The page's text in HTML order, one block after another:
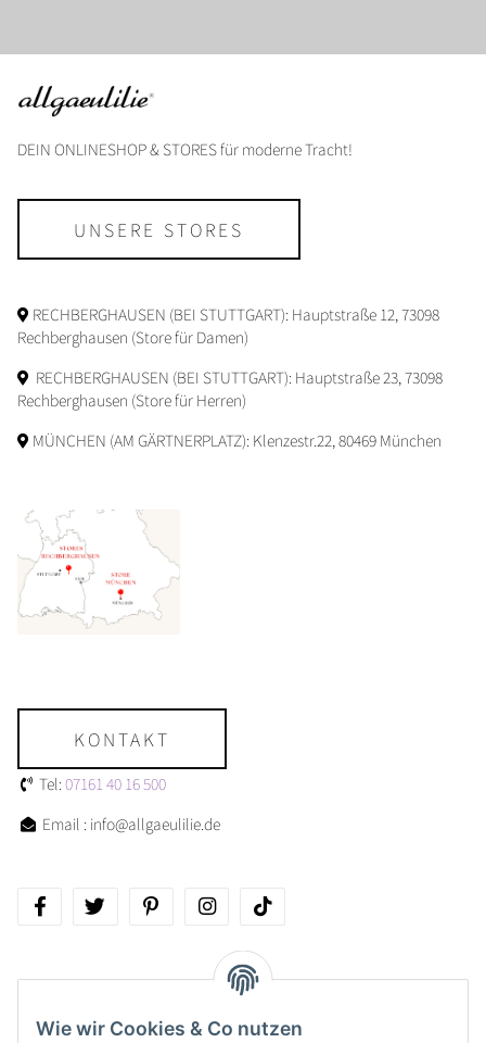
DEIN ONLINESHOP & STORES für moderne Tracht!
UNSERE STORES
RECHBERGHAUSEN (BEI STUTTGART): Hauptstraße 12, 73098
Rechberghausen (Store für Damen)
RECHBERGHAUSEN (BEI STUTTGART): Hauptstraße 23, 73098
Rechberghausen (Store für Herren)
MÜNCHEN (AM GÄRTNERPLATZ): Klenzestr.22, 80469 München
KONTAKT
Tel: 07161 40 16 500
Email : info@allgaeulilie.de
Wie wir Cookies & Co nutzen